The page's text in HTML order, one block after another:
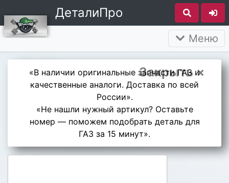
ДеталиПро
Меню
Закрыть ×
«В наличии оригинальные запчасти ГАЗ и
качественные аналоги. Доставка по всей
России».
«Не нашли нужный артикул? Оставьте
номер — поможем подобрать деталь для
ГАЗ за 15 минут».